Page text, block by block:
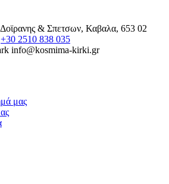
Δοϊρανης & Σπετσων, Καβαλα, 653 02
+30 2510 838 035
info@kosmima-kirki.gr
μας